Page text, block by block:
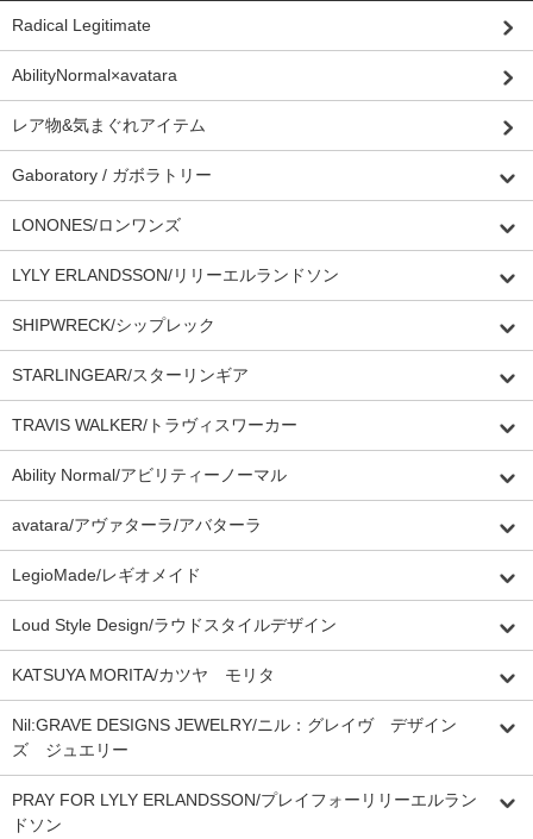
Radical Legitimate
AbilityNormal×avatara
レア物&気まぐれアイテム
Gaboratory / ガボラトリー
LONONES/ロンワンズ
LYLY ERLANDSSON/リリーエルランドソン
SHIPWRECK/シップレック
STARLINGEAR/スターリンギア
TRAVIS WALKER/トラヴィスワーカー
Ability Normal/アビリティーノーマル
avatara/アヴァターラ/アバターラ
LegioMade/レギオメイド
Loud Style Design/ラウドスタイルデザイン
KATSUYA MORITA/カツヤ モリタ
Nil:GRAVE DESIGNS JEWELRY/ニル：グレイヴ デザイン
ズ ジュエリー
PRAY FOR LYLY ERLANDSSON/プレイフォーリリーエルラン
ドソン